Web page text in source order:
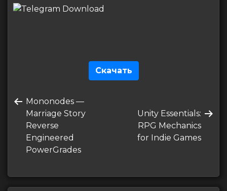
Скачать
по
записям
Предыдущая
запись
Mononodes —
Marriage Story
Reverse
Engineered
PowerGrades
Следующая
запись
Unity Essentials:
RPG Mechanics
for Indie Games